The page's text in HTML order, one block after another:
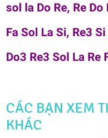
sol la Do Re, Re Do
Fa Sol La Si, Re3
Do3 Re3 Sol La Re
CÁC BẠN XEM
KHÁC